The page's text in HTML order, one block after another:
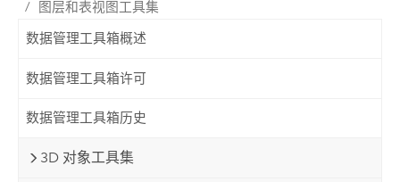
SDK
图层和表视图工具集
数据管理工具箱概述
数据管理工具箱许可
数据管理工具箱历史
3D 对象工具集